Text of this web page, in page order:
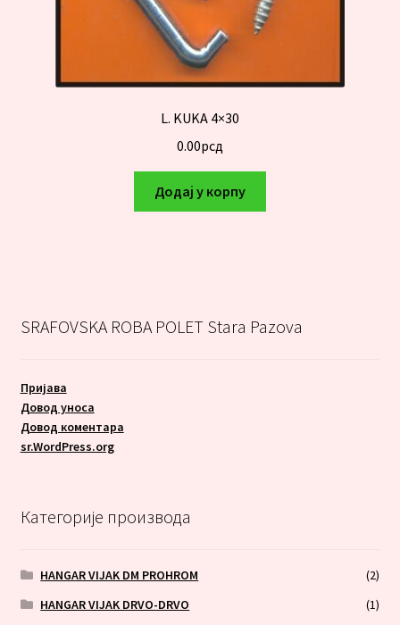
L. KUKA 4×30
0.00рсд
Додај у корпу
SRAFOVSKA ROBA POLET Stara Pazova
Пријава
Довод уноса
Довод коментара
sr.WordPress.org
Категорије производа
HANGAR VIJAK DM PROHROM
(2)
HANGAR VIJAK DRVO-DRVO
(1)